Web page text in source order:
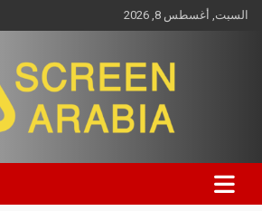
السبت, أغسطس 8, 2026
Screen Arabia